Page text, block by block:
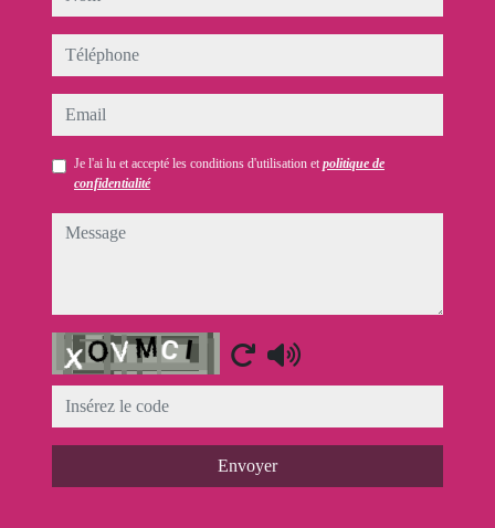
téléphone
email
Je l'ai lu et accepté les conditions d'utilisation et politique de
confidentialité
message
Captcha
Envoyer